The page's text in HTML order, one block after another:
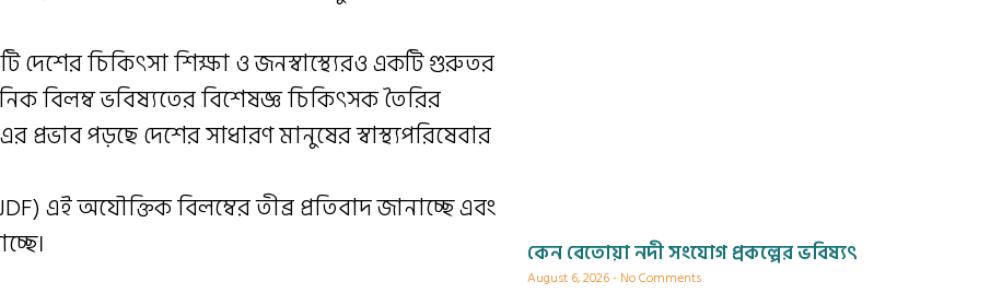
দেশের চিকিৎসা শিক্ষা ও জনস্বাস্থ্যেরও একটি গুরুতর
বিলম্ব ভবিষ্যতের বিশেষজ্ঞ চিকিৎসক তৈরির
প্রভাব পড়ছে দেশের সাধারণ মানুষের স্বাস্থ্যপরিষেবার
এই অযৌক্তিক বিলম্বের তীব্র প্রতিবাদ জানাচ্ছে এবং
কেন বেতোয়া নদী সংযোগ প্রকল্পের ভবিষ্যৎ
August 6, 2026 No Comments